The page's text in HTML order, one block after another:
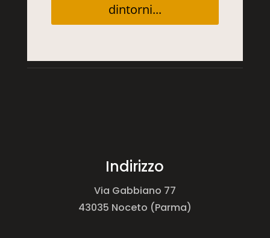
dintorni...
Indirizzo
Via Gabbiano 77
43035 Noceto (Parma)